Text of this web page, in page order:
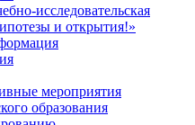
исследовательская
и открытия!»
мероприятия
образования